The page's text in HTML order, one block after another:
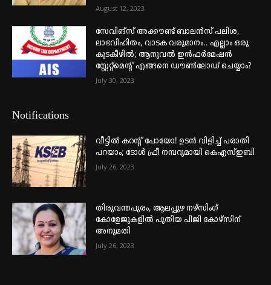
August 12, 2023
സേവിങ്സ് അക്കൗണ്ട് ബാലൻസ് പലിശ,
ലാഭവിഹിതം, വാടക വരുമാനം.. എല്ലാം ഒരു
കുടകീഴിൽ; ആനുവൽ ഇൻഫർമേഷൻ
സ്റ്റേറ്റ്മെന്റ് എങ്ങനെ ഡൗൺലോഡ് ചെയ്യാം?
July 30, 2023
Notifications
വീട്ടില്‍ കറന്റ് പോയോ! ഉടന്‍ വിളിച്ച് പരാതി
പറയാം; ടോള്‍ ഫ്രീ നമ്പറുമായി കെഎസ്ഇബി
July 26, 2023
തിരുവന്തപുരം, ആലപ്പുഴ നഴ്‌സിംഗ്
കോളേജുകളില്‍ പുതിയ പിജി കോഴ്‌സിന്
അനുമതി
July 26, 2023